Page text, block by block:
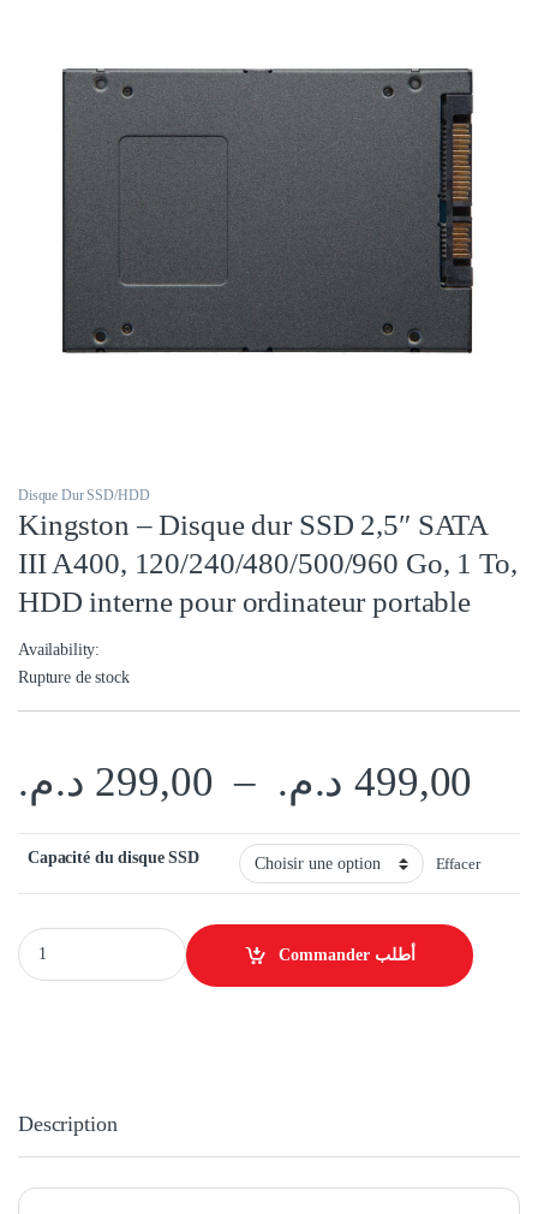
Disque Dur SSD/HDD
Kingston – Disque dur SSD 2,5″ SATA
III A400, 120/240/480/500/960 Go, 1 To,
HDD interne pour ordinateur portable
Availability:
Rupture de stock
299,00 د.م. – 499,00 د.م.
Capacité du disque SSD Effacer
Kingston – Disque dur SSD 2,5" SATA III A400, 120/240/480/500/960
Commander أطلب
Description